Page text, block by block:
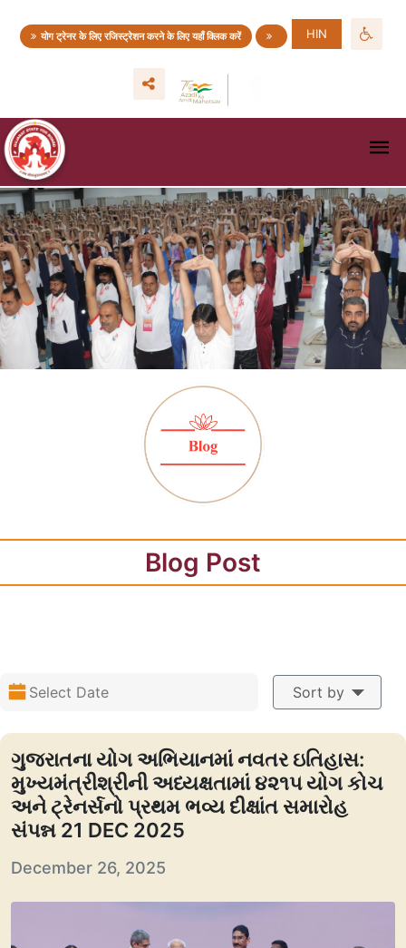
योग ट्रेनर के लिए रजिस्ट्रेशन करने के लिए यहाँ क्लिक करें HIN
Blog Post
Sort by
ગુજરાતના યોગ અભિયાનમાં નવતર ઇતિહાસ:
મુખ્યમંત્રીશ્રીની અધ્યક્ષતામાં ૪૨૧૫ યોગ કોચ
અને ટ્રેનર્સનો પ્રથમ ભવ્ય દીક્ષાંત સમારોહ
સંપન્ન 21 DEC 2025
December 26, 2025